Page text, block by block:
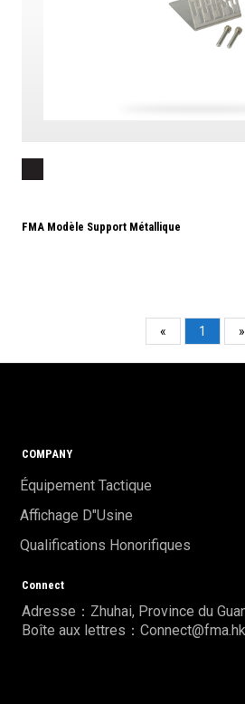
FMA Modèle Support Métallique
« 1 »
COMPANY
Équipement Tactique
Affichage D"usine
Qualifications Honorifiques
Connect
Adresse：Zhuhai, Province du
Boîte aux lettres：Connect@fma.hk